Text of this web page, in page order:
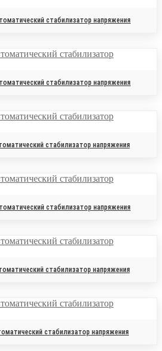
стабилизатор напряжения
стабилизатор напряжения
стабилизатор напряжения
стабилизатор напряжения
стабилизатор напряжения
стабилизатор напряжения